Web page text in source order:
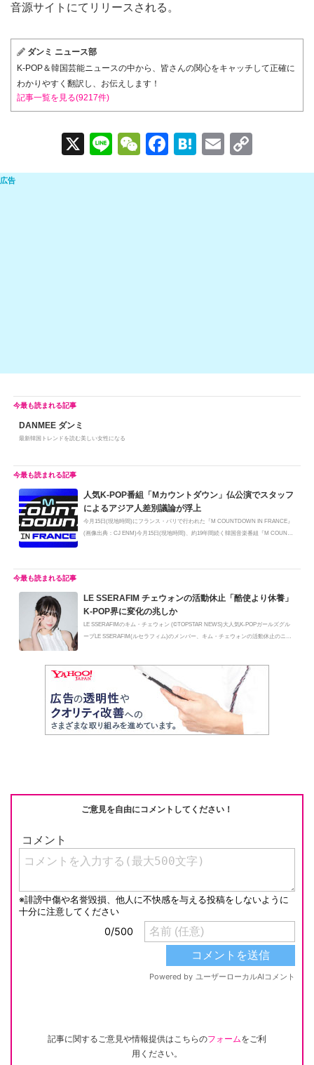
音源サイトにてリリースされる。
ダンミ ニュース部
K-POP＆韓国芸能ニュースの中から、皆さんの関心をキャッチして正確に
わかりやすく翻訳し、お伝えします！
記事一覧を見る(9217件)
X
Li
n
W
e
F
a
H
at
E
m o
DANMEE ダンミ
最新韓国トレンドを読む美しい女性になる
人気K-POP番組「Mカウントダウン」仏公演でスタッフ
によるアジア人差別議論が浮上
今月15日(現地時間)にフランス・パリで行われた『M COUNTDOWN IN FRANCE』
(画像出典：CJ ENM)今月15日(現地時間)、約19年間続く韓国音楽番組『M COUNT
LE SSERAFIM チェウォンの活動休止「酷使より休養」
K-POP界に変化の兆しか
LE SSERAFIMのキム・チェウォン (©TOPSTAR NEWS)大人気K-POPガールズグル
ープLE SSERAFIM(ルセラフィム)のメンバー、キム・チェウォンの活動休止のニュ
ご意見を自由にコメントしてください！
記事に関するご意見や情報提供はこちらのフォームをご利
用ください。